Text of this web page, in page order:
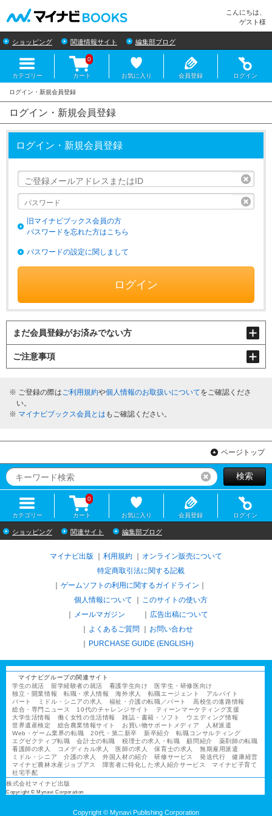
こんにちは、
ゲスト様
ショッピング 関連情報サイト 編集部ブログ
カテゴリー カート
0
お気に入り 会員登録 ログイン
ログイン・新規会員登録
ログイン・新規会員登録
旧マイナビブックス会員の方
パスワードを忘れた方はこちら
パスワードの設定に関しまして
ログイン
まだ会員登録がお済みでない方
ご注意事項
ご登録の際はご利用規約や個人情報のお取扱いについてをご確認くださ
い。
マイナビブックス会員とは もご確認ください。
ページトップ
リセット検索
カテゴリー カート
0
お気に入り 会員登録 ログイン
ショッピング 関連サイト 編集部ブログ
マイナビ出版 利用規約
オンライン販売について
特定商取引法に関する記載
ゲームソフトの利用に関するガイドライン
個人情報について
このサイトの使い方
メールマガジン
広告出稿について
よくあるご質問
お問い合わせ
PURCHASE GUIDE (ENGLISH)
マイナビグループの関連サイト
学生の就活
留学経験者の就活 看護学生向け
医学生・研修医向け
独立・開業情報
転職・求人情報 海外求人 転職エージェント
アルバイト
パート
ミドル・シニアの求人 福祉・介護の転職／パート
高校生の進路情報
総合・専門ニュース
10代のチャレンジサイト
ティーンマーケティング支援
大学生活情報
働く女性の生活情報 雑誌・書籍・ソフト
ウエディング情報
世界遺産検定
総合農業情報サイト お買い物サポートメディア
人材派遣
Web・ゲーム業界の転職
20代・第二新卒 新卒紹介
転職コンサルティング
エグゼクティブ転職
会計士の転職 税理士の求人・転職 顧問紹介
薬剤師の転職
看護師の求人
コメディカル求人 医師の求人 保育士の求人
無期雇用派遣
ミドル・シニア
介護の求人 外国人材の紹介 研修サービス 発送代行
健康経営
マイナビ農林水産ジョブアス
障害者に特化した求人紹介サービス
マイナビ子育て
社宅手配
株式会社マイナビ出版
Copyright © Mynavi Corporation
Copyright © Mynavi Publishing Corporation